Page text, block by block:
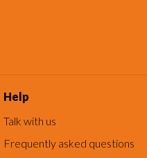
Help
Talk with us
Frequently asked questions